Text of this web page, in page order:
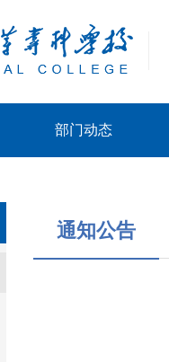
部门动态
通知公告